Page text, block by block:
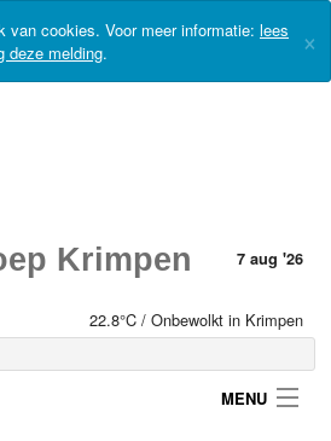
van cookies. Voor meer informatie: lees
deze melding. ×
Krimpen 7 aug '26
22.8°C / Onbewolkt in Krimpen
MENU